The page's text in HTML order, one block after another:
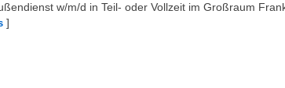
w/m/d in Teil- oder Vollzeit im Großraum
]